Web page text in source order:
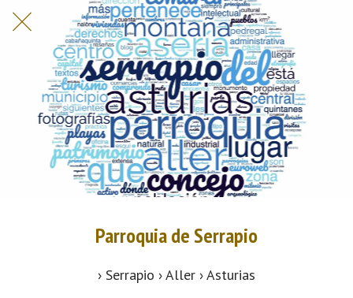
Parroquia de Serrapio
› Serrapio › Aller › Asturias